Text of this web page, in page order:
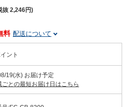
抜 2,246円)
料 配送について
ント
19(水) お届け予定
との最短お届け日はこちら